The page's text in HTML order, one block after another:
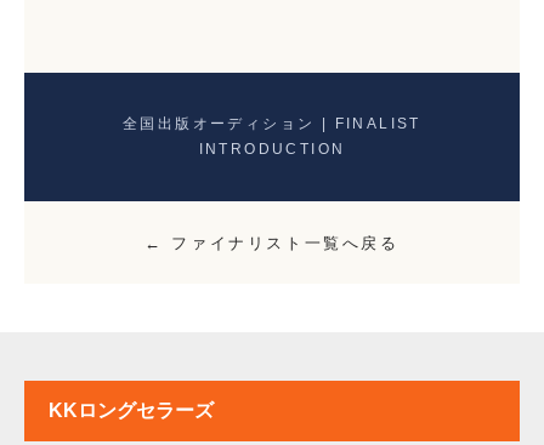
全国出版オーディション | FINALIST
INTRODUCTION
← ファイナリスト一覧へ戻る
KKロングセラーズ